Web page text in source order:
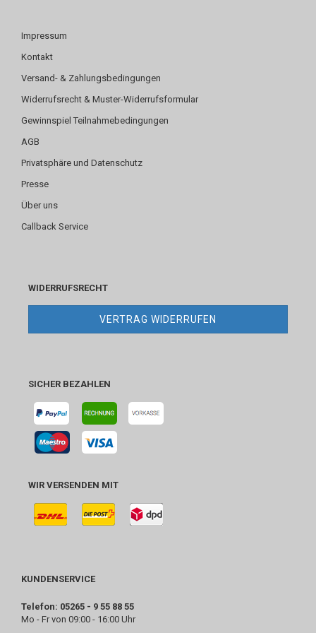
Impressum
Kontakt
Versand- & Zahlungsbedingungen
Widerrufsrecht & Muster-Widerrufsformular
Gewinnspiel Teilnahmebedingungen
AGB
Privatsphäre und Datenschutz
Presse
Über uns
Callback Service
WIDERRUFSRECHT
VERTRAG WIDERRUFEN
SICHER BEZAHLEN
WIR VERSENDEN MIT
KUNDENSERVICE
Telefon: 05265 - 9 55 88 55
Mo - Fr von 09:00 - 16:00 Uhr